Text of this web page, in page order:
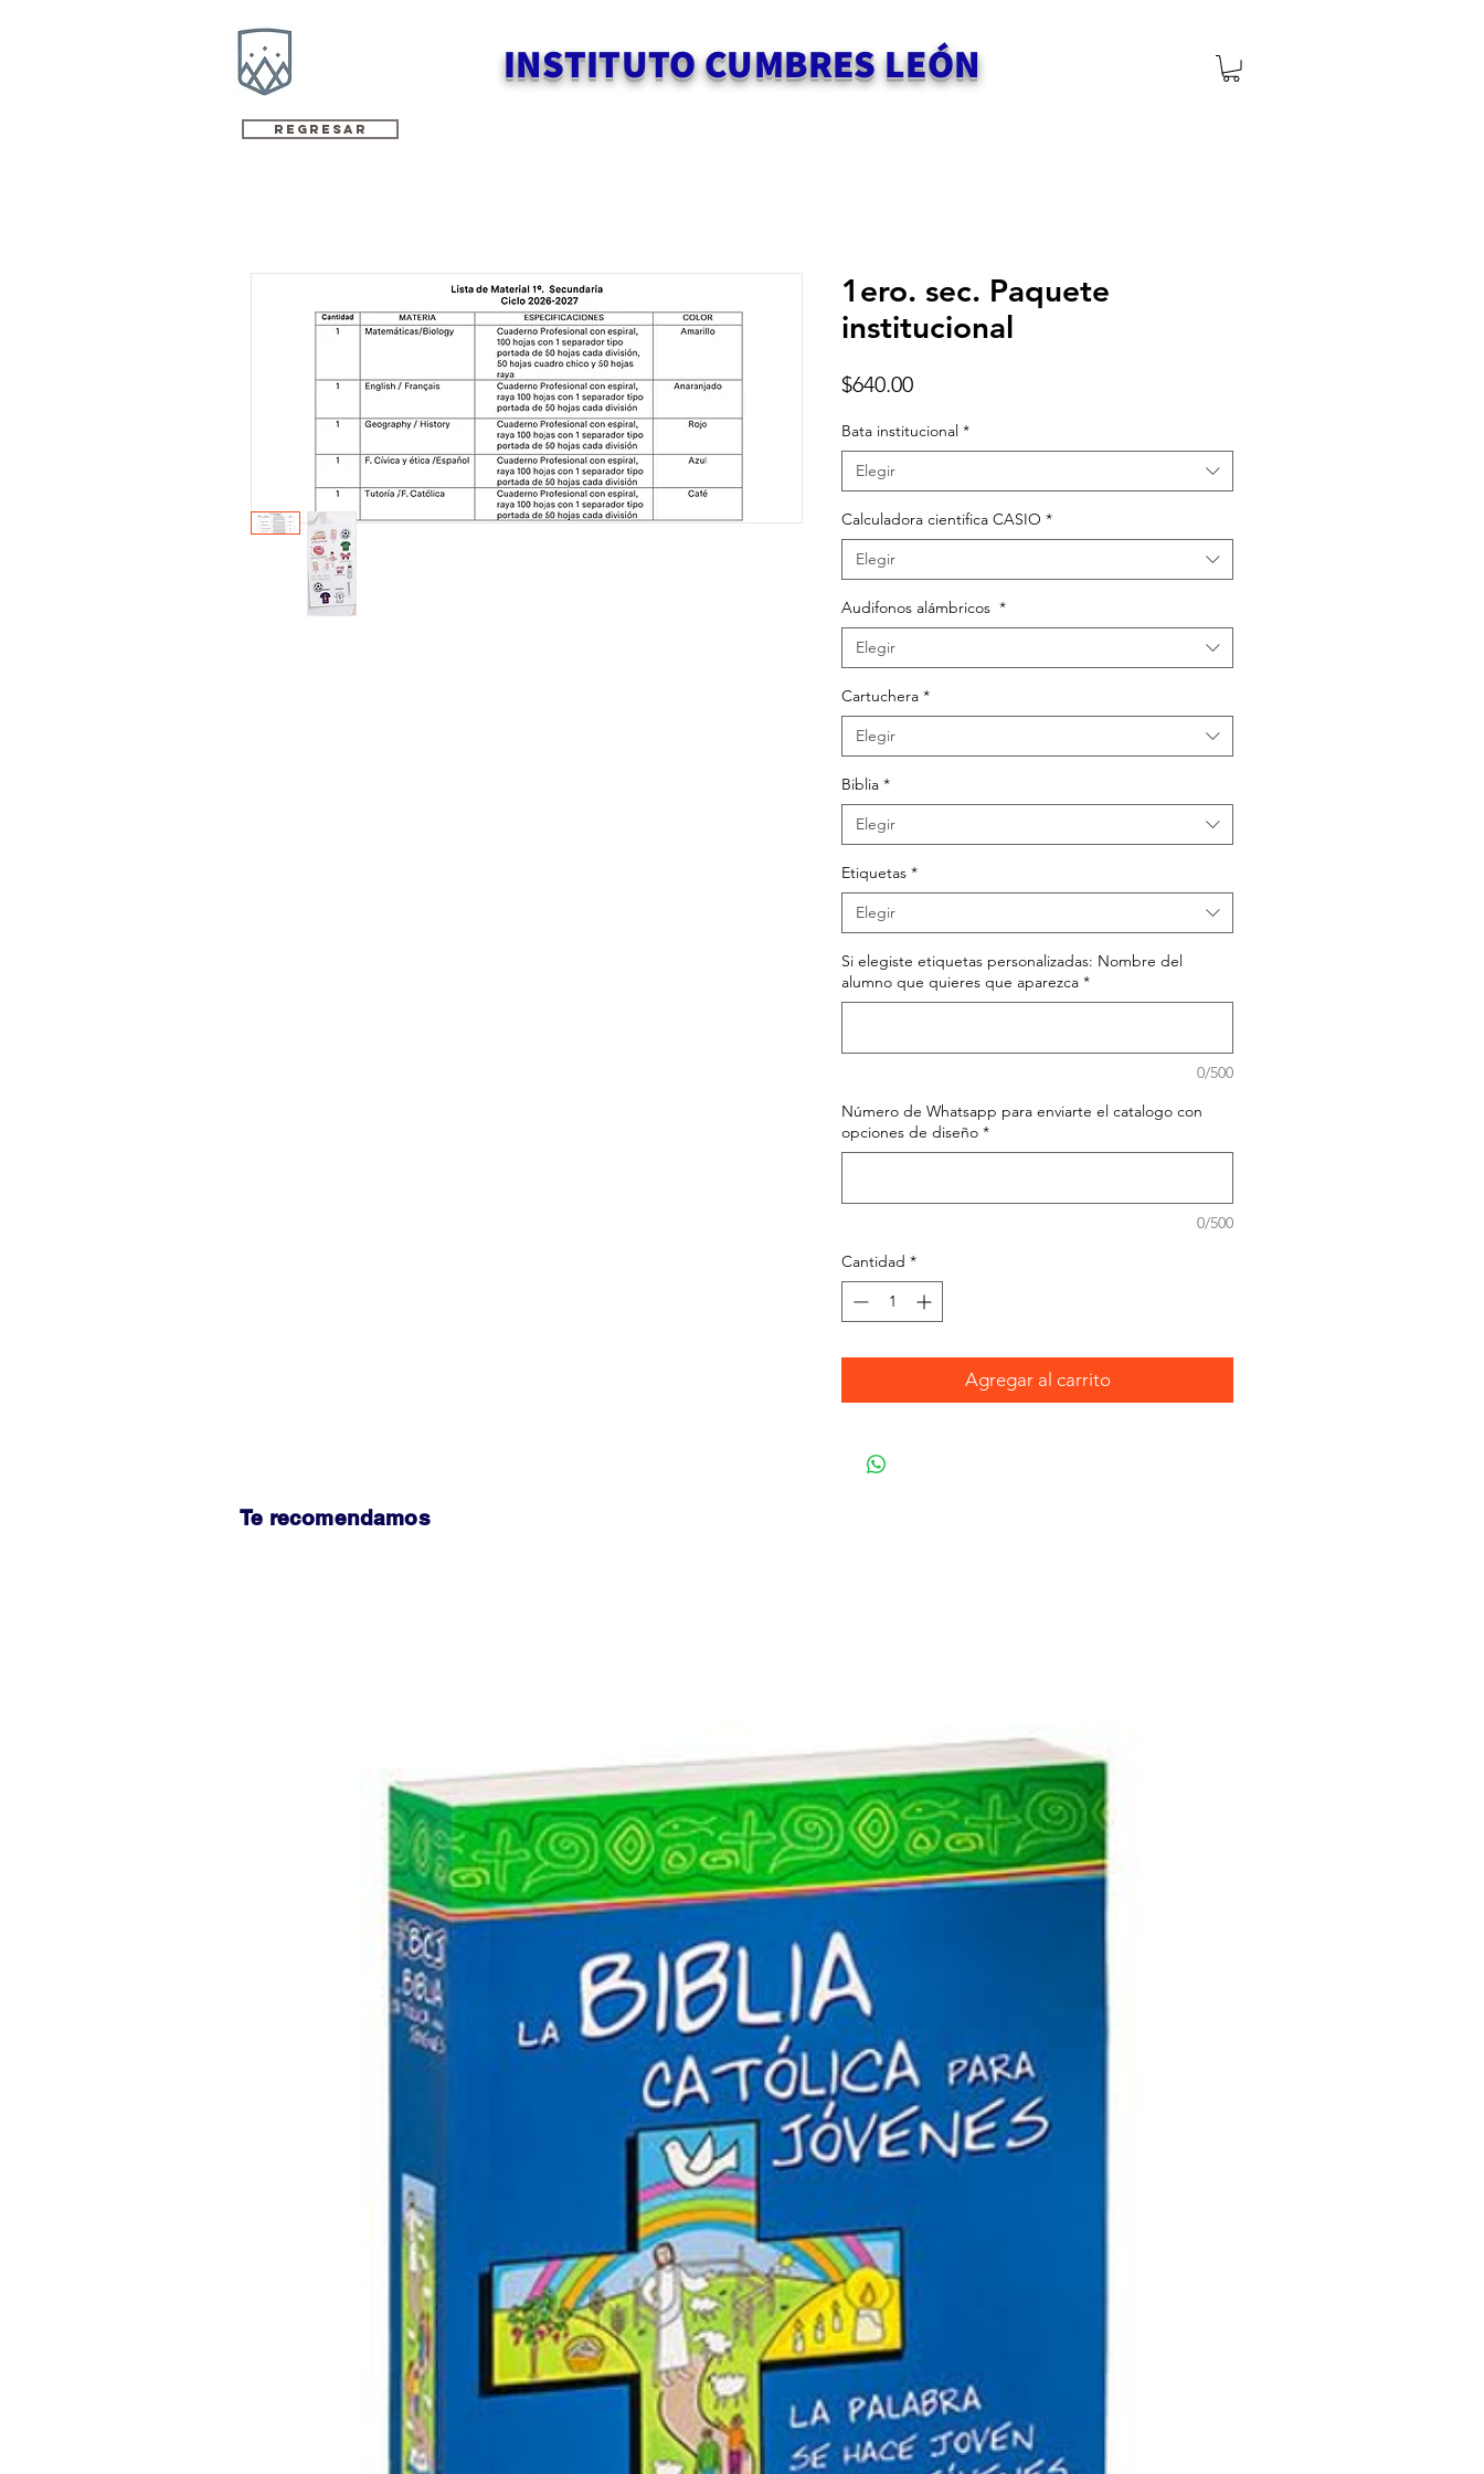
INSTITUTO CUMBRES LEÓN
Regresar
1ero. sec. Paquete
institucional
$640.00Precio
Bata institucional *
Elegir
Calculadora cientifica CASIO *
Elegir
Audifonos alámbricos *
Elegir
Cartuchera *
Elegir
Biblia *
Elegir
Etiquetas *
Elegir
Si elegiste etiquetas personalizadas: Nombre del
alumno que quieres que aparezca *
0/500
Número de Whatsapp para enviarte el catalogo con
opciones de diseño *
0/500
Cantidad *
Agregar al carrito
Te recomendamos